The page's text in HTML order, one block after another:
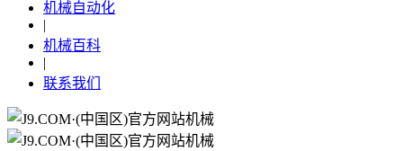
机械自动化
|
机械百科
|
联系我们